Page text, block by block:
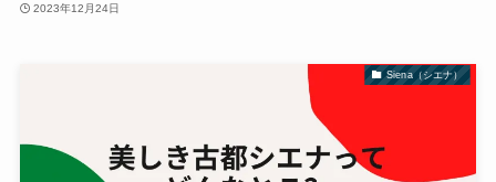
2023年12月24日
Siena（シエナ）